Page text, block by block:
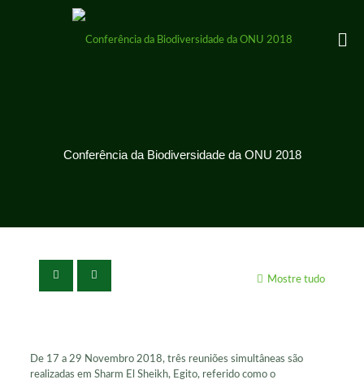
Conferência da Biodiversidade da ONU 2018
Mostre tudo
De 17 a 29 Novembro 2018, três reuniões simultâneas são
realizadas em Sharm El Sheikh, Egito, referido como o